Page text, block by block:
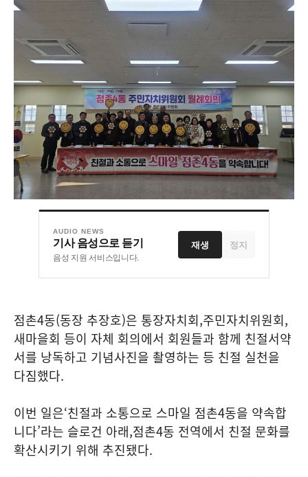
AUDIO NEWS
기사 음성으로 듣기
음성 지원 서비스입니다.
재생 정지
점촌4동(동장 추장호)은 통장자치회,주민자치위원회,
새마을회 등이 자체 회의에서 회원들과 함께 친절서약
서를 낭독하고 기념사진을 촬영하는 등 친절 실천을
다짐했다.
이번 일은‘친절과 소통으로 스마일 점촌4동을 약속합
니다’라는 슬로건 아래,점촌4동 전역에서 친절 문화를
확산시키기 위해 추진됐다.